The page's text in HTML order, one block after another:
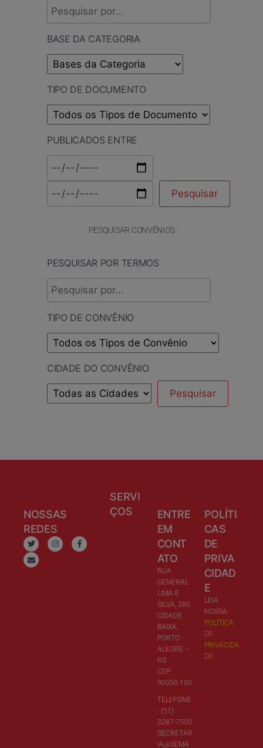
BASE DA CATEGORIA
TIPO DE DOCUMENTO
PUBLICADOS ENTRE
PESQUISAR CONVÊNIOS
PESQUISAR POR TERMOS
TIPO DE CONVÊNIO
CIDADE DO CONVÊNIO
NOSSAS
REDES
SERVI
ÇOS
ENTRE
EM
CONT
ATO
RUA
GENERAL
LIMA E
SILVA, 280
CIDADE
BAIXA,
PORTO
ALEGRE –
RS
CEP:
90050-100
TELEFONE
: (51)
3287-7500
SECRETAR
IA@SEMA
POLÍTI
CAS
DE
PRIVA
CIDAD
E
LEIA
NOSSA
POLÍTICA
DE
PRIVACIDA
DE